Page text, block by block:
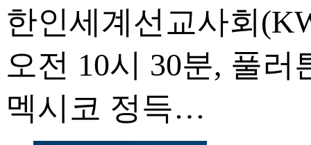
한인세계선교사회
오전 10시 30분, 풀
멕시코 정득…